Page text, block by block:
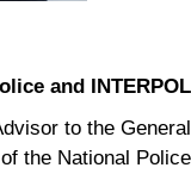
and INTERPOL
to the General
the National Police